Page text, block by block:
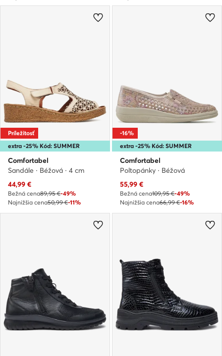
extra -25% Kód: SUMMER
Príležitosť
Comfortabel
Sandále · Béžová · 4 cm
Aktuálna cena
44,99 €
Bežná cena89,95 €-49%
Najnižšia cena50,99 €-11%
extra -25% Kód: SUMMER
-16%
Comfortabel
Poltopánky · Béžová
Aktuálna cena
55,99 €
Bežná cena109,95 €-49%
Najnižšia cena66,99 €-16%